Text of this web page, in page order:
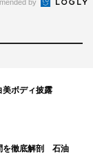
by
美ボディ披露
を徹底解剖 石油